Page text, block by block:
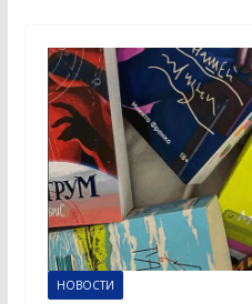
НОВОСТИ